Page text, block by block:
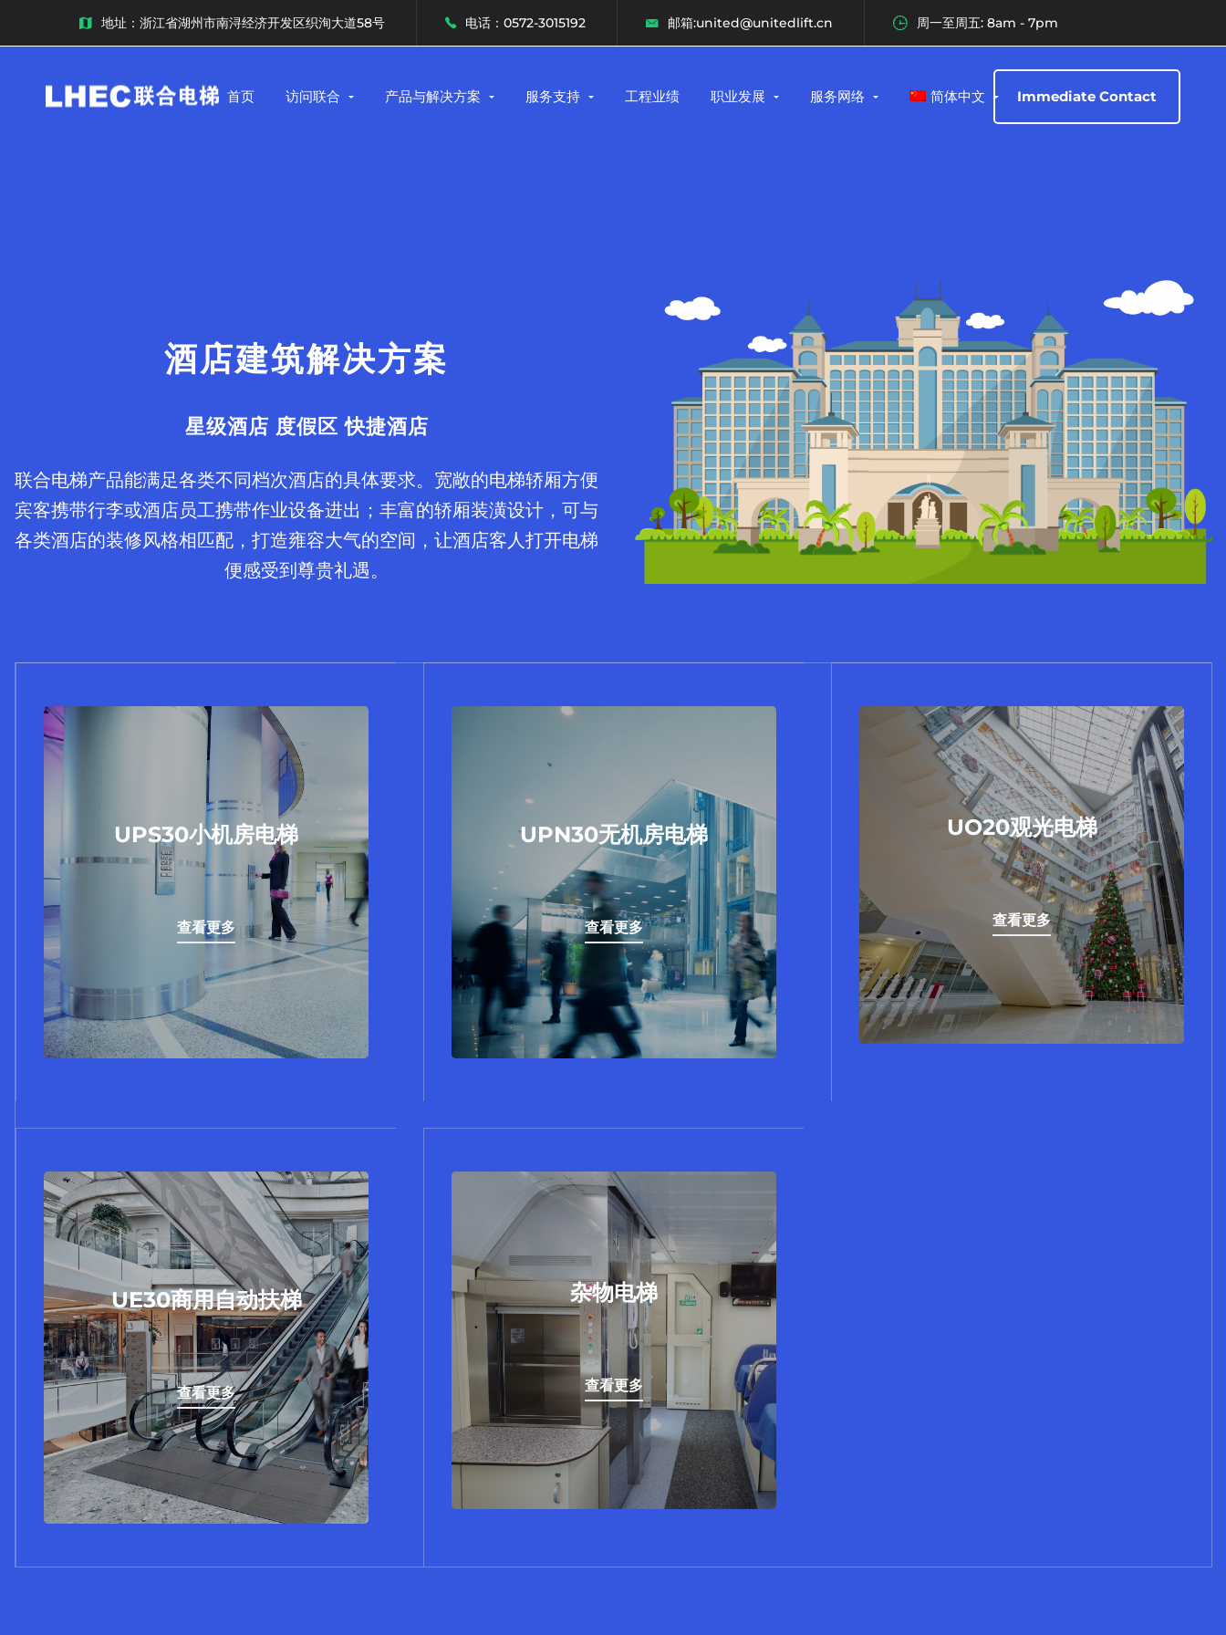
地址：浙江省湖州市南浔经济开发区织洵大道58号 电话：0572-3015192 邮箱:united@unitedlift.cn 周一至周五: 8am - 7pm
首页 访问联合 产品与解决方案 服务支持 工程业绩 职业发展 服务网络 简体中文 Immediate Contact
酒店建筑解决方案
星级酒店 度假区 快捷酒店
联合电梯产品能满足各类不同档次酒店的具体要求。宽敞的电梯轿厢方便
宾客携带行李或酒店员工携带作业设备进出；丰富的轿厢装潢设计，可与
各类酒店的装修风格相匹配，打造雍容大气的空间，让酒店客人打开电梯
便感受到尊贵礼遇。
UPS30小机房电梯
查看更多
UPS30小机房电梯
UPS30小机房乘客电梯，回归便捷人类生活
之本质，通过优化的结构设计、优选材料和
优良部件，将性能、品质、安全相结合，为
各类现代建筑垂直交通提供经济可靠的解决
查看更多
UPN30无机房电梯
查看更多
UPN30无机房电梯
在寸土寸金的都市里，空间的有效利用尤为
重要。UPN20无机房乘客电梯，突破了电梯
必须设置机房的前提，节约建筑面积，提高
设计自由度，为现代建筑有限空间提供了无
限创造的可能。
查看更多
UO20观光电梯
查看更多
UO20观光电梯
UO20系列观光电梯，由内而外全面创新，
打造舒适、美观、安全三者兼顾的动态空
间，成为建筑之上炫目的风景。适用于商务
酒店、商场、公共交通等场所。
查看更多
UE30商用自动扶梯
查看更多
UE30商用自动扶梯
UE30商用自动扶梯结合先进的制造工艺和人
性化的设计，集节省空间、灵活实用，安全
易维护，运行流畅等优点与一身，流畅自如
地穿梭于都市建筑中，与快节奏的现代生活
悄然融合。
查看更多
杂物电梯
查看更多
杂物电梯
联合杂物电梯以灵巧、便捷著称，它广泛运
用于宾馆、饭店、住宅、银行、医院、图书
馆、实验室、邮电部门等，高效地为人们传
送各种必须物品。
查看更多